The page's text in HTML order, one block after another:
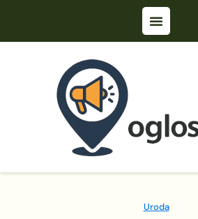
Uroda